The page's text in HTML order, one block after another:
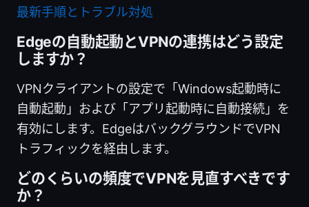
最新手順とトラブル対処
Edgeの自動起動とVPNの連携はどう設定
しますか？
VPNクライアントの設定で「Windows起動時に
自動起動」および「アプリ起動時に自動接続」を
有効にします。EdgeはバックグラウンドでVPN
トラフィックを経由します。
どのくらいの頻度でVPNを見直すべきです
か？